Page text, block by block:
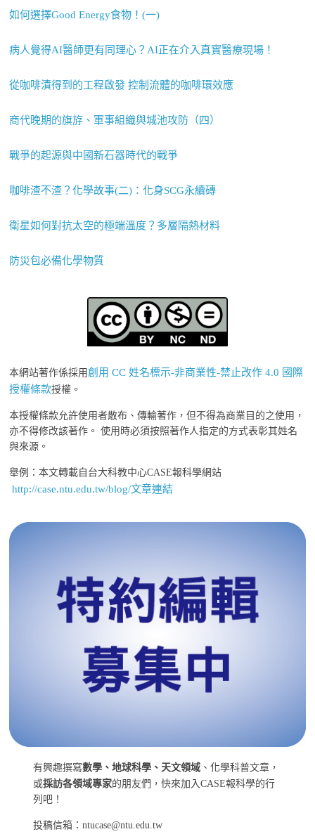
如何選擇Good Energy食物！(一)
病人覺得AI醫師更有同理心？AI正在介入真實醫療現場！
從咖啡漬得到的工程啟發 控制流體的咖啡環效應
商代晚期的旗斿、軍事組織與城池攻防（四）
戰爭的起源與中國新石器時代的戰爭
咖啡渣不渣？化學故事(二)：化身SCG永續磚
衛星如何對抗太空的極端溫度？多層隔熱材料
防災包必備化學物質
本網站著作係採用創用 CC 姓名標示-非商業性-禁止改作 4.0 國際
授權條款授權。
本授權條款允許使用者散布、傳輸著作，但不得為商業目的之使用，
亦不得修改該著作。 使用時必須按照著作人指定的方式表彰其姓名
與來源。
舉例：本文轉載自台大科教中心CASE報科學網站
http://case.ntu.edu.tw/blog/文章連結
有興趣撰寫數學、地球科學、天文領域 、化學科普文章，
或採訪各領域專家的朋友們，快來加入CASE報科學的行
列吧！
投稿信箱：ntucase@ntu.edu.tw